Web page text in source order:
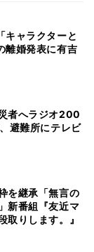
キャラクターと
離婚発表に有吉
者へラジオ200
避難所にテレビ
を継承「無言の
新番組『友近マ
取りします。』